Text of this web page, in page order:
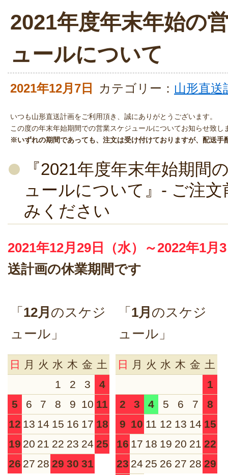
2021年度年末年始の
ュールについて
2021年12月7日 カテゴリー： 山形直
いつも山形直送計画をご利用頂き、誠にありがとうございます。
この度の年末年始期間での営業スケジュールについてお知らせ致し
※いずれの期間であっても、注文は受け付けておりますが、配送手
『2021年度年末年始期間
ュールについて』- ご注
みください
2021年12月29日（水）～2022年1月
送計画の休業期間です
「 12月 のスケジ
ュール」
日 月 火 水 木 金 土
1
2 3
4
5
6 7 8 9 10 11
12 13 14 15 16 17 18
19 20 21 22 23 24 25
26 27 28 29 30 31
「 1月 のスケジ
ュール」
日 月 火 水 木 金 土
1
2
3 4 5 6 7
8
9 10 11 12 13 14 15
16 17 18 19 20 21 22
23 24 25 26 27 28 29